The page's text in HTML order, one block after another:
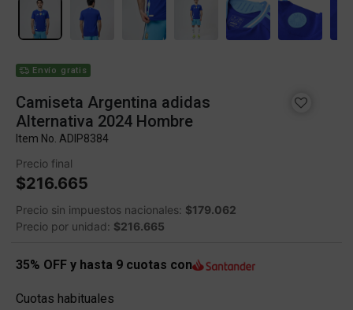
Envío gratis
Camiseta Argentina adidas
Alternativa 2024 Hombre
Item No. ADIP8384
Precio final
$216.665
Precio sin impuestos nacionales: $179.062
Precio por unidad: $216.665
35% OFF y hasta 9 cuotas con
Cuotas habituales